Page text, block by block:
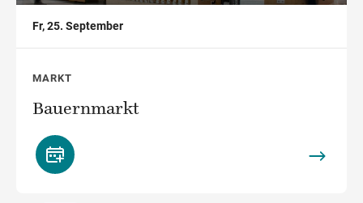
Fr, 25. September
MARKT
Bauernmarkt